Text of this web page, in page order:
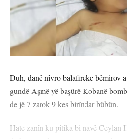
Duh, danê nîvro balafireke bêmirov
gundê Aşmê yê başûrê Kobanê
de jê 7 zarok 9 kes birîndar bûbûn.
Hate zanîn ku pitika bi navê Ceylan